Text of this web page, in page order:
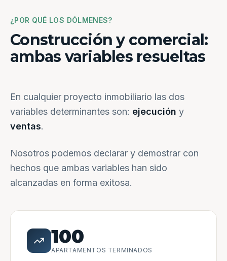
¿POR QUÉ LOS DÓLMENES?
Construcción y comercial:
ambas variables resueltas
En cualquier proyecto inmobiliario las dos
variables determinantes son: ejecución y
ventas.
Nosotros podemos declarar y demostrar con
hechos que ambas variables han sido
alcanzadas en forma exitosa.
100
APARTAMENTOS TERMINADOS